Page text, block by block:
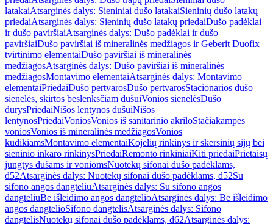
latakaiAtsarginės dalys: Sieniniai dušo latakaiSieninių dušo latakų
priedaiAtsarginės dalys: Sieninių dušo latakų priedaiDušo padėklai
ir dušo paviršiaiAtsarginės dalys: Dušo padėklai ir dušo
paviršiaiDušo paviršiai iš mineralinės medžiagos ir Geberit Duofix
tvirtinimo elementaiDušo paviršiai iš mineralinės
medžiagosAtsarginės dalys: Dušo paviršiai iš mineralinės
medžiagosMontavimo elementaiAtsarginės dalys: Montavimo
elementaiPriedaiDušo pertvarosDušo pertvarosStacionarios dušo
sienelės, skirtos beslenksčiam dušuiVonios sienelėsDušo
durysPriedaiNišos lentynos dušuiNišos
lentynosPriedaiVoniosVonios iš sanitarinio akriloStačiakampės
voniosVonios iš mineralinės medžiagosVonios
kūdikiamsMontavimo elementaiKojelių rinkinys ir skersinių sijų bei
sieninio inkaro rinkinysPriedaiRemonto rinkiniaiKiti priedaiPrietaisų
jungtys dušams ir voniomsNuotekų sifonai dušo padėklams,
d52Atsarginės dalys: Nuotekų sifonai dušo padėklams, d52Su
sifono angos dangteliuAtsarginės dalys: Su sifono angos
dangteliuBe išleidimo angos dangtelioAtsarginės dalys: Be išleidimo
angos dangtelioSifono dangtelisAtsarginės dalys: Sifono
dangtelisNuotekų sifonai dušo padėklams, d62Atsarginės dalys: